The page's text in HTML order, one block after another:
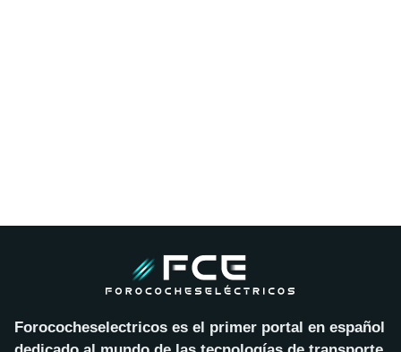
Forococheselectricos es el primer portal en español